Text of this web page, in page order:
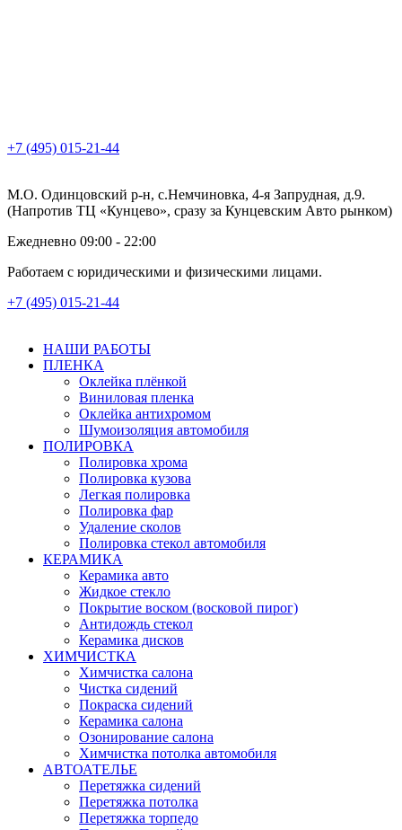
+7 (495) 015-21-44
М.О. Одинцовский р-н, с.Немчиновка, 4-я Запрудная, д.9.
(Напротив ТЦ «Кунцево», сразу за Кунцевским Авто рынком)
Ежедневно 09:00 - 22:00
Работаем с юридическими и физическими лицами.
+7 (495) 015-21-44
НАШИ РАБОТЫ
ПЛЕНКА
Оклейка плёнкой
Виниловая пленка
Оклейка антихромом
Шумоизоляция автомобиля
ПОЛИРОВКА
Полировка хрома
Полировка кузова
Легкая полировка
Полировка фар
Удаление сколов
Полировка стекол автомобиля
КЕРАМИКА
Керамика авто
Жидкое стекло
Покрытие воском (восковой пирог)
Антидождь стекол
Керамика дисков
ХИМЧИСТКА
Химчистка салона
Чистка сидений
Покраска сидений
Керамика салона
Озонирование салона
Химчистка потолка автомобиля
АВТОАТЕЛЬЕ
Перетяжка сидений
Перетяжка потолка
Перетяжка торпедо